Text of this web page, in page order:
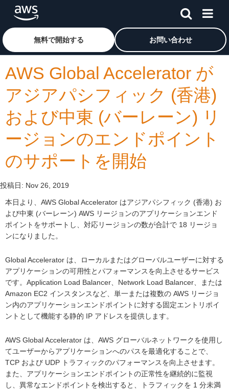
メインコンテンツに移動
アマゾン ウェブ サービスのホームページに戻るには、こ
無料で開始する お問い合わせ
AWS Global Accelerator が
アジアパシフィック (香港)
および中東 (バーレーン) リ
ージョンのエンドポイント
のサポートを開始
投稿日: Nov 26, 2019
本日より、AWS Global Accelerator はアジアパシフィック (香港) お
よび中東 (バーレーン) AWS リージョンのアプリケーションエンド
ポイントをサポートし、対応リージョンの数が合計で 18 リージョ
ンになりました。
Global Accelerator は、ローカルまたはグローバルユーザーに対する
アプリケーションの可用性とパフォーマンスを向上させるサービス
です。Application Load Balancer、Network Load Balancer、または
Amazon EC2 インスタンスなど、単一または複数の AWS リージョ
ン内のアプリケーションエンドポイントに対する固定エントリポイ
ントとして機能する静的 IP アドレスを提供します。
AWS Global Accelerator は、AWS グローバルネットワークを使用し
てユーザーからアプリケーションへのパスを最適化することで、
TCP および UDP トラフィックのパフォーマンスを向上させます。
また、アプリケーションエンドポイントの正常性を継続的に監視
し、異常なエンドポイントを検出すると、トラフィックを 1 分未満